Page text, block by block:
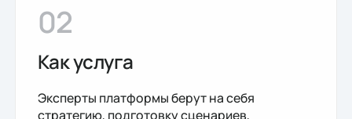
02
Как услуга
Эксперты платформы берут на себя
стратегию, подготовку сценариев,